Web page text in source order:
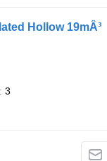
Hollow 19mÂ³
3